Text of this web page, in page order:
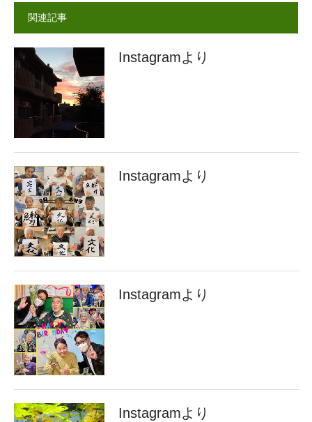
関連記事
Instagramより
Instagramより
Instagramより
Instagramより